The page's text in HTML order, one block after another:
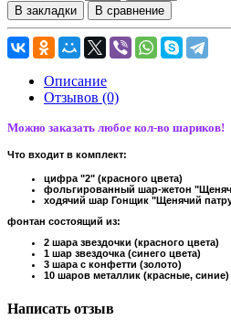
В закладки
В сравнение
Описание
Отзывов (0)
Можно заказать любое кол-во шариков!
Что входит в комплект:
цифра "2" (красного цвета)
фольгированный шар-жетон
ходячий шар Гонщик "Щенячий
фонтан состоящий из:
2 шара звездочки (красного цвета)
1 шар звездочка (синего цвета)
3 шара с конфетти (золото)
10 шаров металлик (красные, синие)
Написать отзыв